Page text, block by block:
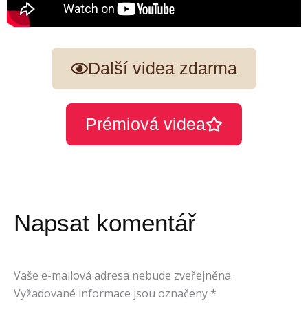
Další videa zdarma
Prémiová videa
Napsat komentář
Vaše e-mailová adresa nebude zveřejněna.
Vyžadované informace jsou označeny *